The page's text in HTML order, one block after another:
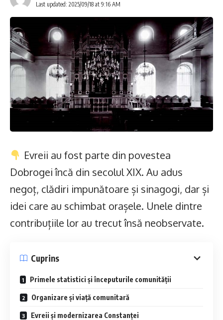
Last updated: 2025/09/18 at 9:16 AM
Evreii au fost parte din povestea
Dobrogei încă din secolul XIX. Au adus
negoț, clădiri impunătoare și sinagogi, dar și
idei care au schimbat orașele. Unele dintre
contribuțiile lor au trecut însă neobservate.
Cuprins
Primele statistici și începuturile comunității
Organizare și viață comunitară
Evreii și modernizarea Constanței